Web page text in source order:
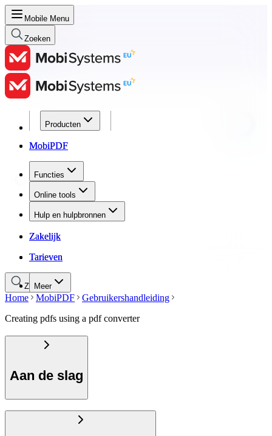
Mobile Menu
Zoeken
Producten
MobiPDF
Functies
Online tools
Hulp en hulpbronnen
Zakelijk
Tarieven
Meer
Producten
MobiPDF
Functies
Online tools
Hulp en hulpbronnen
Zakelijk
Tarieven
Zoeken
Home MobiPDF
Gebruikershandleiding
Creating pdfs using a pdf converter
Aan de slag